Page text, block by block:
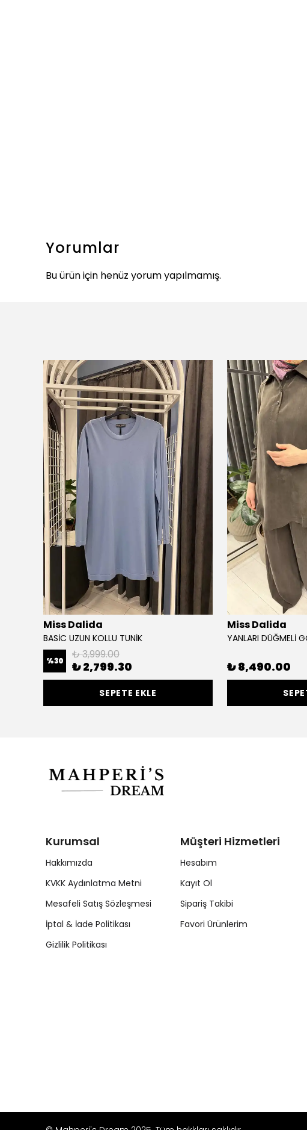
Yorumlar
Bu ürün için henüz yorum yapılmamış.
Miss Dalida
BASİC UZUN KOLLU TUNİK
%30 ₺ 3,999.00
₺ 2,799.30
SEPETE EKLE
Miss Dalida
₺ 8,490.00
Kurumsal
Hakkımızda
KVKK Aydınlatma Metni
Mesafeli Satış Sözleşmesi
İptal & İade Politikası
Gizlilik Politikası
Müşteri Hizmetleri
Hesabım
Kayıt Ol
Sipariş Takibi
Favori Ürünlerim